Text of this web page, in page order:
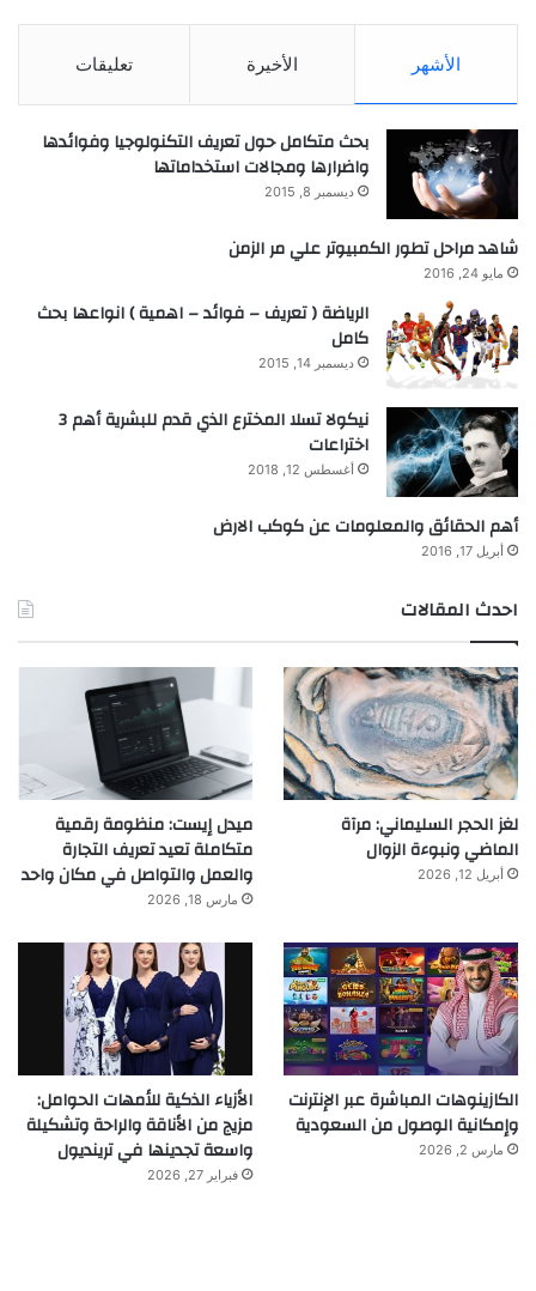
الأشهر الأخيرة تعليقات
بحث متكامل حول تعريف التكنولوجيا وفوائدها
واضرارها ومجالات استخداماتها
ديسمبر 8, 2015
شاهد مراحل تطور الكمبيوتر علي مر الزمن
مايو 24, 2016
الرياضة ( تعريف – فوائد – اهمية ) انواعها بحث
كامل
ديسمبر 14, 2015
نيكولا تسلا المخترع الذي قدم للبشرية أهم 3
اختراعات
أغسطس 12, 2018
أهم الحقائق والمعلومات عن كوكب الارض
أبريل 17, 2016
احدث المقالات
لغز الحجر السليماني: مرآة
الماضي ونبوءة الزوال
أبريل 12, 2026
ميدل إيست: منظومة رقمية
متكاملة تعيد تعريف التجارة
والعمل والتواصل في مكان واحد
مارس 18, 2026
الكازينوهات المباشرة عبر الإنترنت
وإمكانية الوصول من السعودية
مارس 2, 2026
الأزياء الذكية للأمهات الحوامل:
مزيج من الأناقة والراحة وتشكيلة
واسعة تجدينها في ترينديول
فبراير 27, 2026